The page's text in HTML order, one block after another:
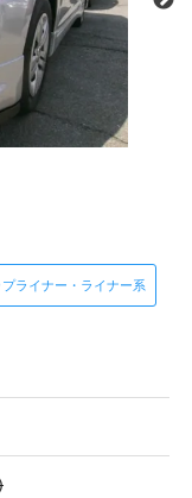
ライナー・ライナー系